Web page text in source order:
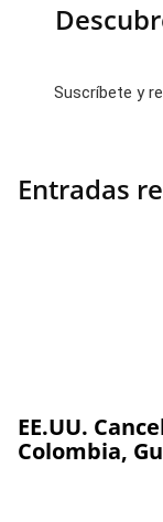
Suscríbete y
Entradas
EE.UU.
Colombia,